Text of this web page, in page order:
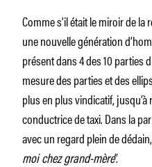
Comme s’il était le miroir de
une nouvelle génération
présent dans 4 des 10 parties
mesure des parties et des
plus en plus vindicatif,
conductrice de taxi. Dans la
avec un regard plein de
moi chez grand-mère”.